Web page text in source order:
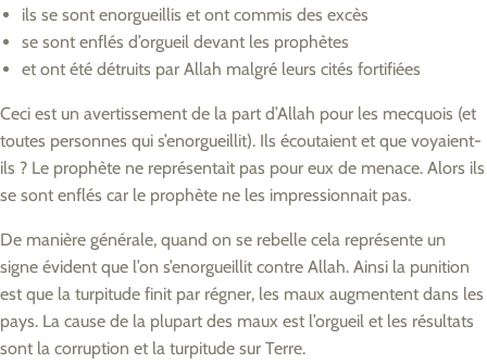
ils se sont enorgueillis et ont commis des excès
se sont enflés d’orgueil devant les prophètes
et ont été détruits par Allah malgré leurs cités fortifiées
Ceci est un avertissement de la part d’Allah pour les mecquois (et
toutes personnes qui s’enorgueillit). Ils écoutaient et que voyaient-
ils ? Le prophète ne représentait pas pour eux de menace. Alors ils
se sont enflés car le prophète ne les impressionnait pas.
De manière générale, quand on se rebelle cela représente un
signe évident que l’on s’enorgueillit contre Allah. Ainsi la punition
est que la turpitude finit par régner, les maux augmentent dans les
pays. La cause de la plupart des maux est l’orgueil et les résultats
sont la corruption et la turpitude sur Terre.